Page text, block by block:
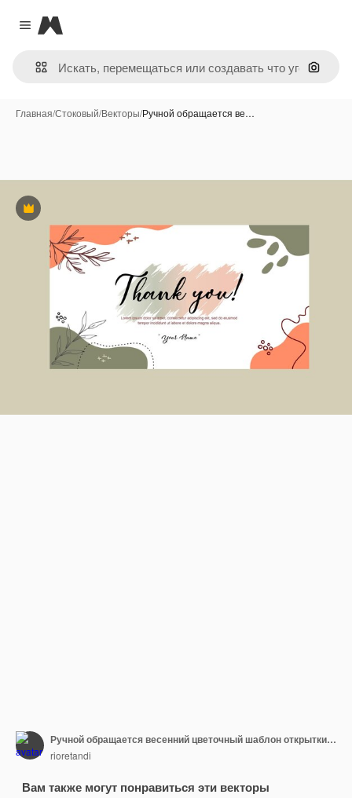
Close menu
Magnific
Поиск
Главная/Стоковый/Векторы/Ручной обращается ве…
Премиум
Ручной обращается весенний цветочный шаблон открытки спасибо
rioretandi
Вам также могут понравиться эти векторы